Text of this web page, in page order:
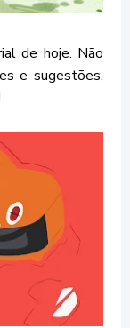
de hoje. Não
e sugestões,